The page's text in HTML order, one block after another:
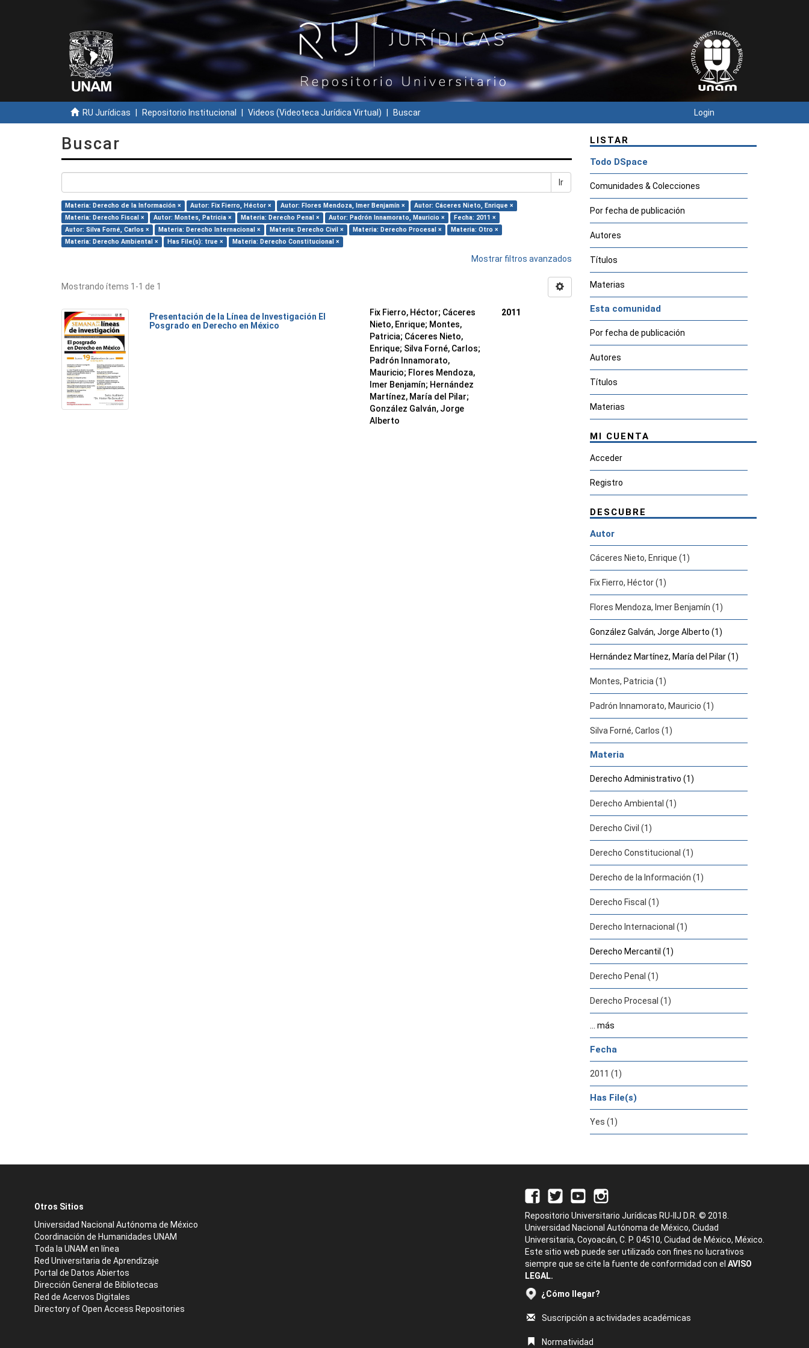
RU Jurídicas Repositorio Institucional Videos (Videoteca Jurídica Virtual) Buscar Login
Buscar
Ir
Materia: Derecho de la Información × Autor: Fix Fierro, Héctor × Autor: Flores Mendoza, Imer Benjamín ×
Autor: Cáceres Nieto, Enrique ×
Materia: Derecho Fiscal ×
Autor: Montes, Patricia × Materia: Derecho Penal × Autor: Padrón Innamorato, Mauricio ×
Fecha: 2011 ×
Autor: Silva Forné, Carlos ×
Materia: Derecho Internacional × Materia: Derecho Civil × Materia: Derecho Procesal ×
Materia: Otro ×
Materia: Derecho Ambiental ×
Has File(s): true × Materia: Derecho Constitucional ×
Mostrar filtros avanzados
Mostrando ítems 1-1 de 1
Presentación de la Línea de Investigación El
Posgrado en Derecho en México
Fix Fierro, Héctor; Cáceres
Nieto, Enrique; Montes,
Patricia; Cáceres Nieto,
Enrique; Silva Forné, Carlos;
Padrón Innamorato,
Mauricio; Flores Mendoza,
Imer Benjamín; Hernández
Martínez, María del Pilar;
González Galván, Jorge
Alberto
2011
LISTAR
Todo DSpace
Comunidades & Colecciones
Por fecha de publicación
Autores
Títulos
Materias
Esta comunidad
Por fecha de publicación
Autores
Títulos
Materias
MI CUENTA
Acceder
Registro
DESCUBRE
Autor
Cáceres Nieto, Enrique (1)
Fix Fierro, Héctor (1)
Flores Mendoza, Imer Benjamín (1)
González Galván, Jorge Alberto (1)
Hernández Martínez, María del Pilar (1)
Montes, Patricia (1)
Padrón Innamorato, Mauricio (1)
Silva Forné, Carlos (1)
Materia
Derecho Administrativo (1)
Derecho Ambiental (1)
Derecho Civil (1)
Derecho Constitucional (1)
Derecho de la Información (1)
Derecho Fiscal (1)
Derecho Internacional (1)
Derecho Mercantil (1)
Derecho Penal (1)
Derecho Procesal (1)
... más
Fecha
2011 (1)
Has File(s)
Yes (1)
Otros Sitios
Universidad Nacional Autónoma de México
Coordinación de Humanidades UNAM
Toda la UNAM en línea
Red Universitaria de Aprendizaje
Portal de Datos Abiertos
Dirección General de Bibliotecas
Red de Acervos Digitales
Directory of Open Access Repositories
Repositorio Universitario Jurídicas RU-IIJ D.R. © 2018.
Universidad Nacional Autónoma de México, Ciudad
Universitaria, Coyoacán, C. P. 04510, Ciudad de México, México.
Este sitio web puede ser utilizado con fines no lucrativos
siempre que se cite la fuente de conformidad con el AVISO
LEGAL.
¿Cómo llegar?
Suscripción a actividades académicas
Normatividad